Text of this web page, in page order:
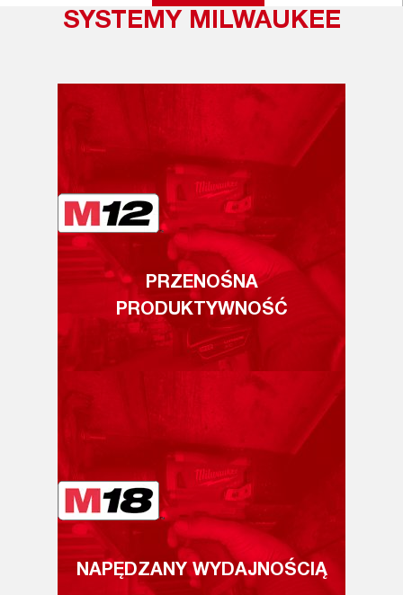
SYSTEMY MILWAUKEE
PRZENOŚNA
PRODUKTYWNOŚĆ
NAPĘDZANY WYDAJNOŚCIĄ